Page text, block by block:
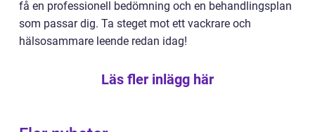
få en professionell bedömning och en behandlingsplan
som passar dig. Ta steget mot ett vackrare och
hälsosammare leende redan idag!
Läs fler inlägg här